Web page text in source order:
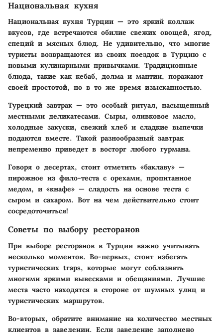
Национальная кухня
Национальная кухня Турции — это яркий коллаж
вкусов, где встречаются обилие свежих овощей, ягод,
специй и мясных блюд. Не удивительно, что многие
туристы возвращаются из своих поездок в Турцию с
новыми кулинарными привычками. Традиционные
блюда, такие как кебаб, долма и мантии, поражают
своей простотой, но в то же время изысканностью.
Турецкий завтрак — это особый ритуал, насыщенный
местными деликатесами. Сыры, оливковое масло,
холодные закуски, свежий хлеб и сладкие выпечки
подаются вместе. Такой разнообразный завтрак
непременно приведет в восторг любого гурмана.
Говоря о десертах, стоит отметить «баклаву» —
пирожное из фило-теста с орехами, пропитанное
медом, и «кнафе» — сладость на основе теста с
сыром и сахаром. Вот на чем действительно стоит
сосредоточиться!
Советы по выбору ресторанов
При выборе ресторанов в Турции важно учитывать
несколько моментов. Во-первых, стоит избегать
туристических traps, которые могут соблазнять
многими яркими вывесками и обещаниями. Лучшие
места часто находятся в стороне от шумных улиц и
туристических маршрутов.
Во-вторых, обратите внимание на количество местных
клиентов в заведении. Если заведение заполнено